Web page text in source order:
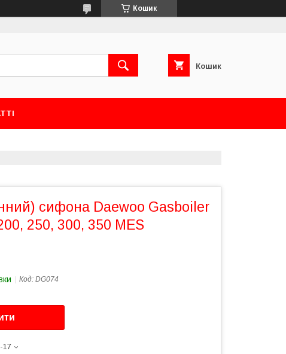
Кошик
Кошик
сифона Daewoo Gasboiler
250, 300, 350 MES
Код: DG074
17